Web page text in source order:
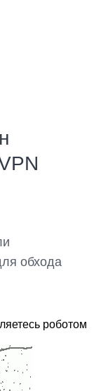
обхода
роботом